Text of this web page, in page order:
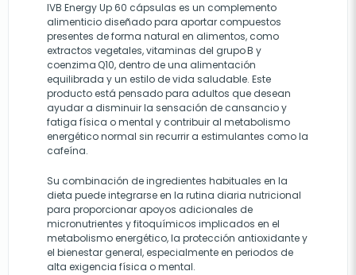
IVB Energy Up 60 cápsulas es un complemento
alimenticio diseñado para aportar compuestos
presentes de forma natural en alimentos, como
extractos vegetales, vitaminas del grupo B y
coenzima Q10, dentro de una alimentación
equilibrada y un estilo de vida saludable. Este
producto está pensado para adultos que desean
ayudar a disminuir la sensación de cansancio y
fatiga física o mental y contribuir al metabolismo
energético normal sin recurrir a estimulantes como la
cafeína.
Su combinación de ingredientes habituales en la
dieta puede integrarse en la rutina diaria nutricional
para proporcionar apoyos adicionales de
micronutrientes y fitoquímicos implicados en el
metabolismo energético, la protección antioxidante y
el bienestar general, especialmente en periodos de
alta exigencia física o mental.